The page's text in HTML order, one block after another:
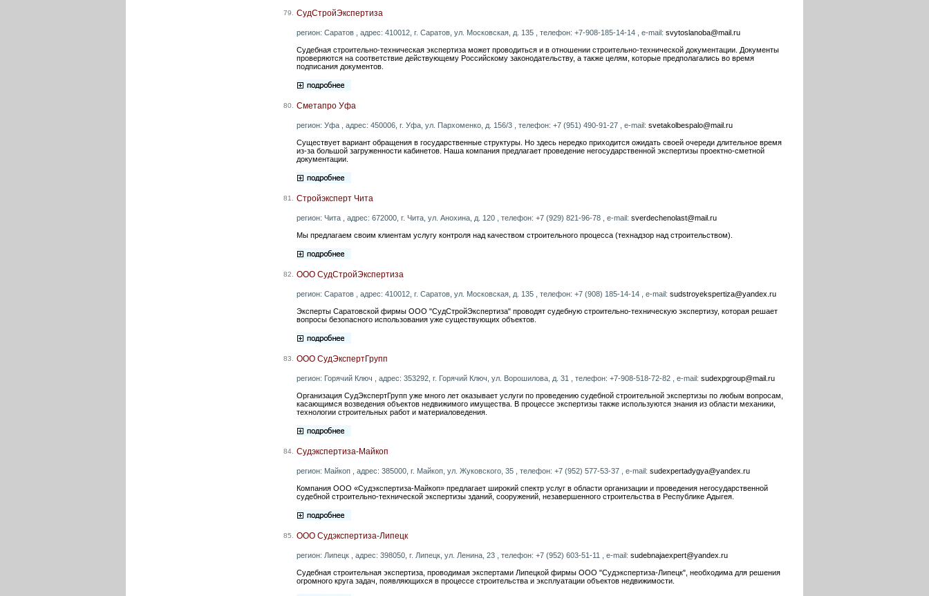
79. СудСтройЭкспертиза
регион: Саратов , адрес: 410012, г. Саратов, ул. Московская, д. 135 , телефон: +7-908-185-14-14 , e-mail: svytoslanoba@mail.ru
Судебная строительно-техническая экспертиза может проводиться и в отношении строительно-технической документации. Документы
проверяются на соответствие действующему Российскому законодательству, а также целям, которые предполагались во время
подписания документов.
80. Сметапро Уфа
регион: Уфа , адрес: 450006, г. Уфа, ул. Пархоменко, д. 156/3 , телефон: +7 (951) 490-91-27 , e-mail: svetakolbespalo@mail.ru
Существует вариант обращения в государственные структуры. Но здесь нередко приходится ожидать своей очереди длительное время
из-за большой загруженности кабинетов. Наша компания предлагает проведение негосударственной экспертизы проектно-сметной
документации.
81. Стройэксперт Чита
регион: Чита , адрес: 672000, г. Чита, ул. Анохина, д. 120 , телефон: +7 (929) 821-96-78 , e-mail: sverdechenolast@mail.ru
Мы предлагаем своим клиентам услугу контроля над качеством строительного процесса (технадзор над строительством).
82. ООО СудСтройЭкспертиза
регион: Саратов , адрес: 410012, г. Саратов, ул. Московская, д. 135 , телефон: +7 (908) 185-14-14 , e-mail: sudstroyekspertiza@yandex.ru
Эксперты Саратовской фирмы ООО "СудСтройЭкспертиза" проводят судебную строительно-техническую экспертизу, которая решает
вопросы безопасного использования уже существующих объектов.
83. ООО СудЭкспертГрупп
регион: Горячий Ключ , адрес: 353292, г. Горячий Ключ, ул. Ворошилова, д. 31 , телефон: +7-908-518-72-82 , e-mail: sudexpgroup@mail.ru
Организация СудЭкспертГрупп уже много лет оказывает услуги по проведению судебной строительной экспертизы по любым вопросам,
касающимся возведения объектов недвижимого имущества. В процессе экспертизы также используются знания из области механики,
технологии строительных работ и материаловедения.
84. Судэкспертиза-Майкоп
регион: Майкоп , адрес: 385000, г. Майкоп, ул. Жуковского, 35 , телефон: +7 (952) 577-53-37 , e-mail: sudexpertadygya@yandex.ru
Компания ООО «Судэкспертиза-Майкоп» предлагает широкий спектр услуг в области организации и проведения негосударственной
судебной строительно-технической экспертизы зданий, сооружений, незавершенного строительства в Республике Адыгея.
85. ООО Судэкспертиза-Липецк
регион: Липецк , адрес: 398050, г. Липецк, ул. Ленина, 23 , телефон: +7 (952) 603-51-11 , e-mail: sudebnajaexpert@yandex.ru
Судебная строительная экспертиза, проводимая экспертами Липецкой фирмы ООО "Судэкспертиза-Липецк", необходима для решения
огромного круга задач, появляющихся в процессе строительства и эксплуатации объектов недвижимости.